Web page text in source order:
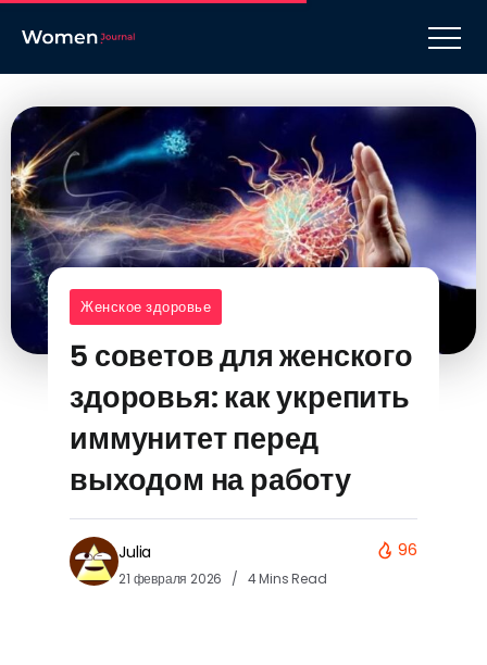
Женское здоровье
5 советов для женского
здоровья: как укрепить
иммунитет перед
выходом на работу
Julia
21 февраля 2026 4 Mins Read
96